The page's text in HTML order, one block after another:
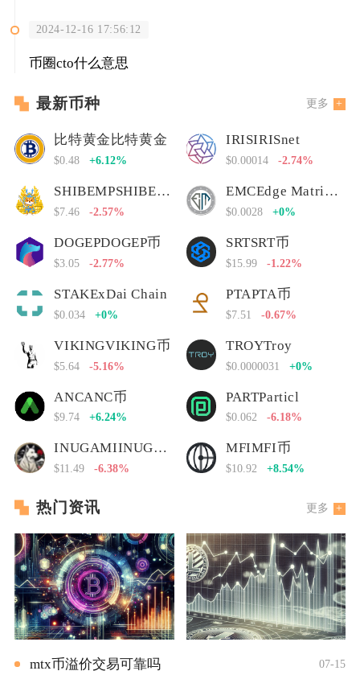
2024-12-16 17:56:12
币圈cto什么意思
最新币种 更多
比特黄金比特黄金
$0.48 +6.12%
IRISIRISnet
$0.00014 -2.74%
SHIBEMPSHIBEMP币
$7.46 -2.57%
EMCEdge Matrix Chain
$0.0028 +0%
DOGEPDOGEP币
$3.05 -2.77%
SRTSRT币
$15.99 -1.22%
STAKExDai Chain
$0.034 +0%
PTAPTA币
$7.51 -0.67%
VIKINGVIKING币
$5.64 -5.16%
TROYTroy
$0.0000031 +0%
ANCANC币
$9.74 +6.24%
PARTParticl
$0.062 -6.18%
INUGAMIINUGAMI币
$11.49 -6.38%
MFIMFI币
$10.92 +8.54%
热门资讯 更多
mtx币溢价交易可靠吗 07-15